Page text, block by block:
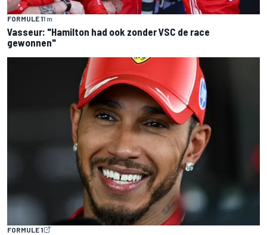
FORMULE 11 m
Vasseur: "Hamilton had ook zonder VSC de race
gewonnen"
FORMULE 1